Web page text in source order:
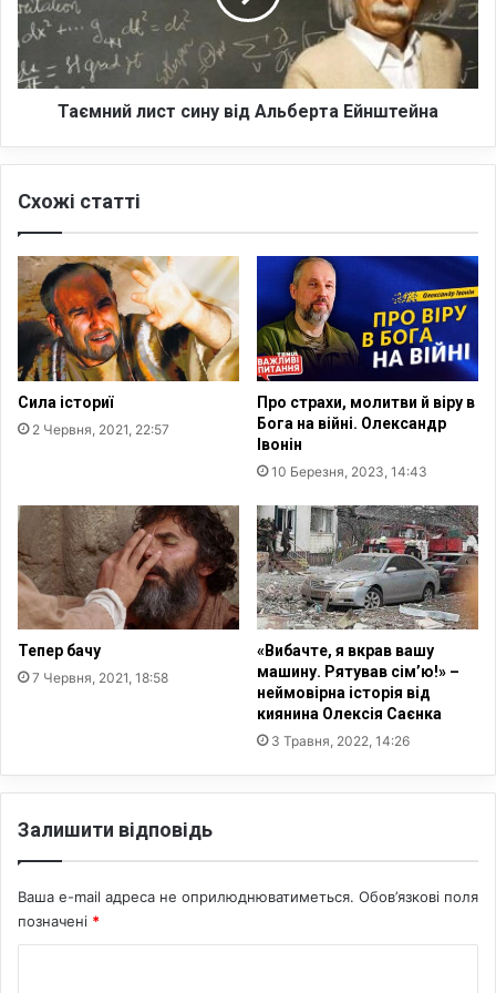
и
й
л
и
н
д
А
ь
е
р
Е
й
н
ш
т
й
н
Таємний лист сину від Альберта Ейнштейна
Схожі статті
Сила істориї
2 Червня, 2021, 22:57
Про страхи, молитви й віру в
Бога на війні. Олександр
Івонін
10 Березня, 2023, 14:43
Тепер бачу
7 Червня, 2021, 18:58
«Вибачте, я вкрав вашу
машину. Рятував сім’ю!» –
неймовірна історія від
киянина Олексія Саєнка
3 Травня, 2022, 14:26
Залишити відповідь
Ваша e-mail адреса не оприлюднюватиметься. Обов’язкові поля
позначені *